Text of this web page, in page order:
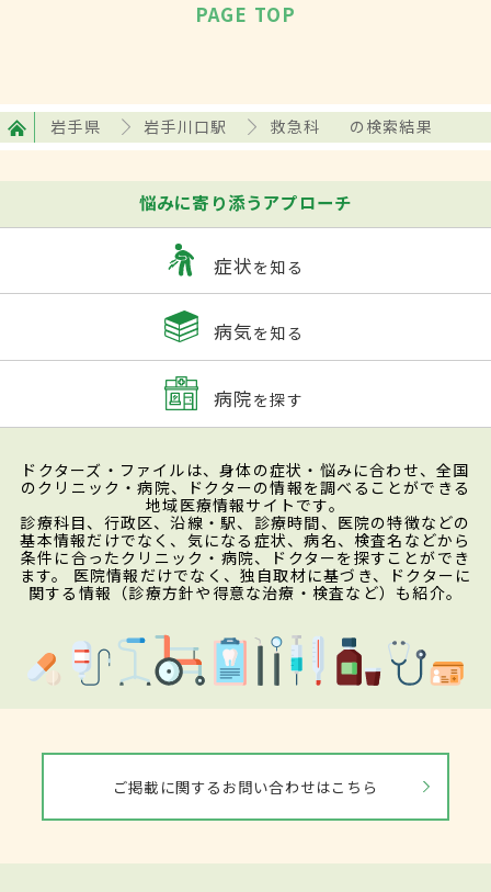
PAGE TOP
岩手県 岩手川口駅 救急科 の検索結果
悩みに寄り添うアプローチ
症状を知る
病気を知る
病院を探す
ドクターズ・ファイルは、身体の症状・悩みに合わせ、全国
のクリニック・病院、ドクターの情報を調べることができる
地域医療情報サイトです。
診療科目、行政区、沿線・駅、診療時間、医院の特徴などの
基本情報だけでなく、気になる症状、病名、検査名などから
条件に合ったクリニック・病院、ドクターを探すことができ
ます。 医院情報だけでなく、独自取材に基づき、ドクターに
関する情報（診療方針や得意な治療・検査など）も紹介。
ご掲載に関するお問い合わせはこちら